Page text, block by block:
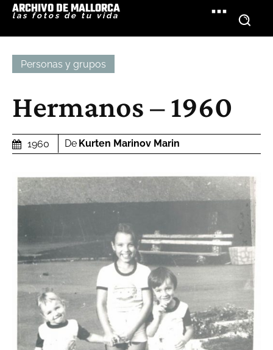
ARCHIVO DE MALLORCA
las fotos de tu vida
Personas y grupos
Hermanos – 1960
1960 De Kurten Marinov Marin